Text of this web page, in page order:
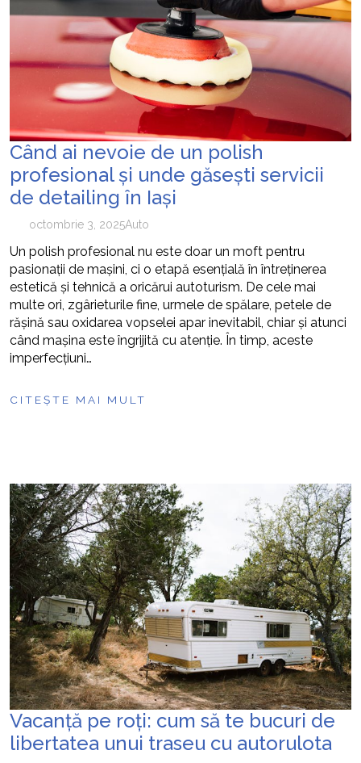
Când ai nevoie de un polish
profesional și unde găsești servicii
de detailing în Iași
octombrie 3, 2025Auto
Un polish profesional nu este doar un moft pentru
pasionații de mașini, ci o etapă esențială în întreținerea
estetică și tehnică a oricărui autoturism. De cele mai
multe ori, zgârieturile fine, urmele de spălare, petele de
rășină sau oxidarea vopselei apar inevitabil, chiar și atunci
când mașina este îngrijită cu atenție. În timp, aceste
imperfecțiuni…
CITEȘTE MAI MULT
Vacanţă pe roţi: cum să te bucuri de
libertatea unui traseu cu autorulota